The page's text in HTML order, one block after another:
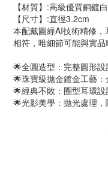
【材質】:高級優質銅鍍
【尺寸】:直徑3.2cm
本配戴圖經AI技術精修
相符，唯細節可能與實
🌟全圓造型：完整圓形設
🌟珠寶級拋金鍍金工藝：
🌟經典不敗：圈型耳環設
🌟光影美學：拋光處理，